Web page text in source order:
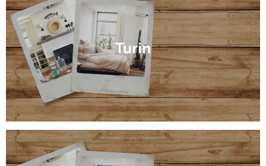
Jasper
Turin